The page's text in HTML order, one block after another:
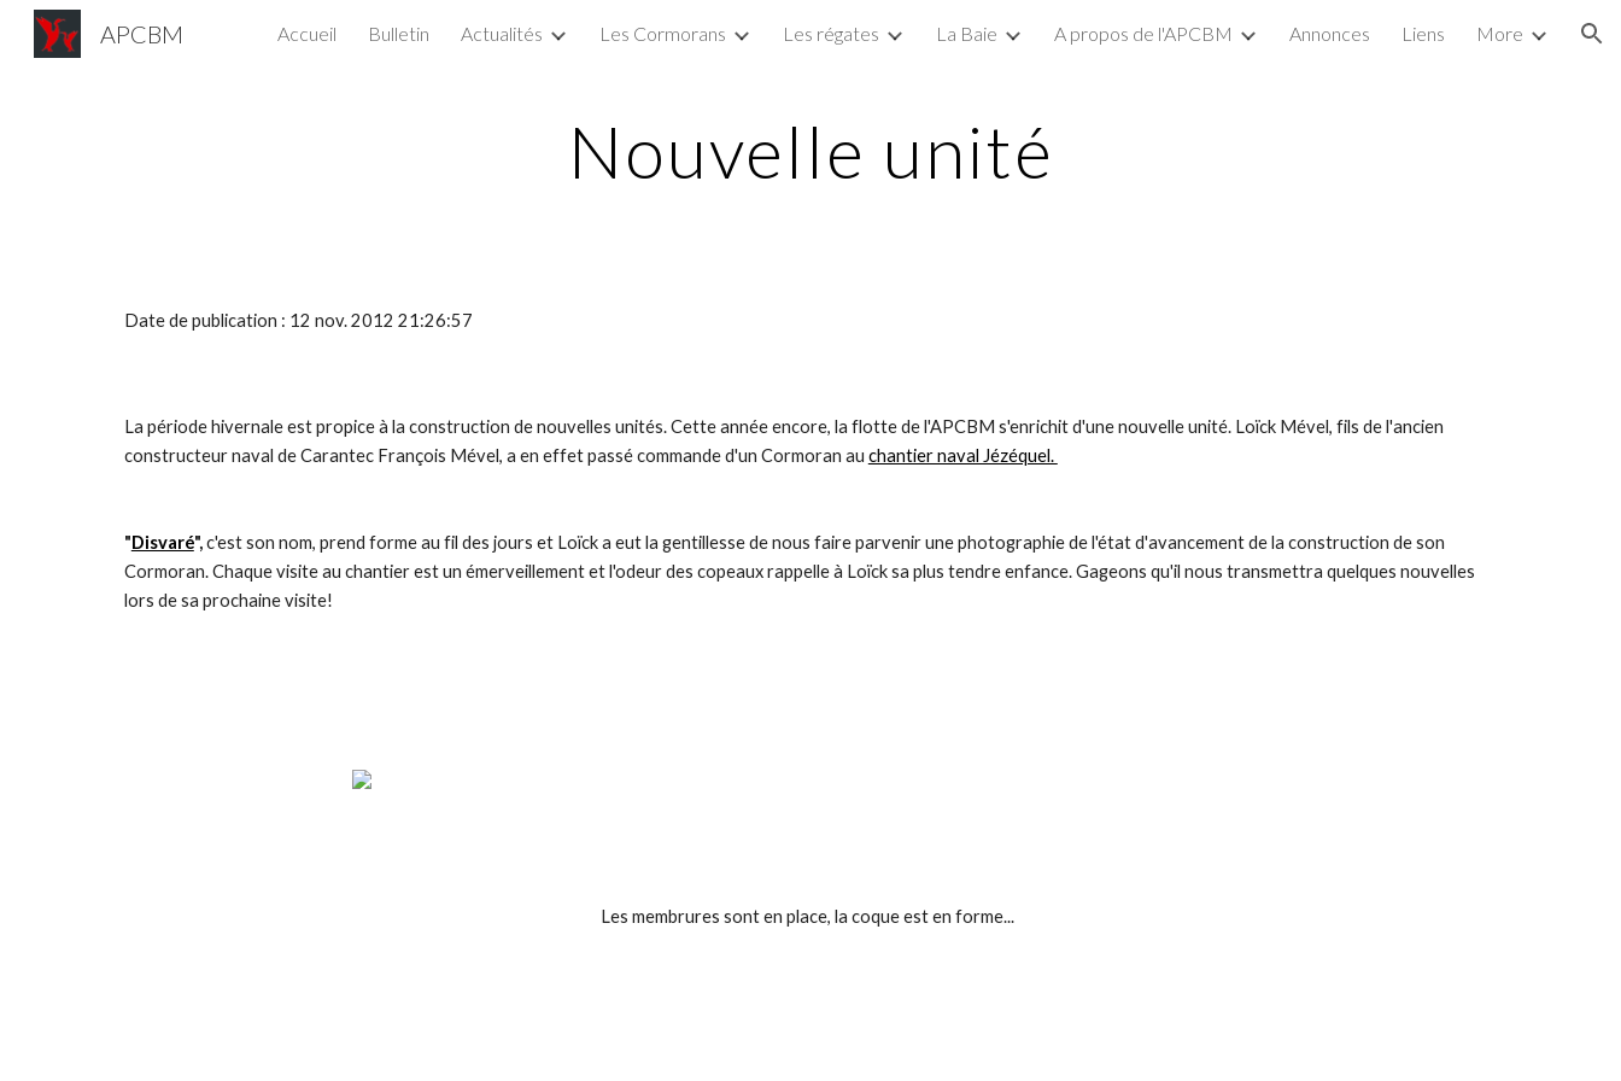
Skip to main content Skip to navigation
APCBM Accueil Bulletin Actualités Les Cormorans Les régates La Baie A propos de l'APCBM Annonces Liens More
Nouvelle unité
Date de publication : 12 nov. 2012 21:26:57
La période hivernale est propice à la construction de nouvelles unités. Cette année encore, la flotte de l'APCBM s'enrichit d'une nouvelle unité. Loïck Mével, fils de l'ancien
constructeur naval de Carantec François Mével, a en effet passé commande d'un Cormoran au chantier naval Jézéquel.
"Disvaré",c'est son nom, prend forme au fil des jours et Loïck a eut la gentillesse de nous faire parvenir une photographie de l'état d'avancement de la construction de son
Cormoran. Chaque visite au chantier est un émerveillement et l'odeur des copeaux rappelle à Loïck sa plus tendre enfance. Gageons qu'il nous transmettra quelques nouvelles
lors de sa prochaine visite!
Les membrures sont en place, la coque est en forme...